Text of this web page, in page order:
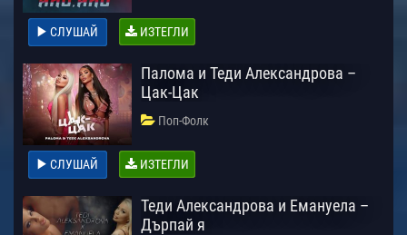
СЛУШАЙ ИЗТЕГЛИ
Палома и Теди Александрова –
Цак-Цак
Поп-Фолк
СЛУШАЙ ИЗТЕГЛИ
Теди Александрова и Емануела –
Дърпай я